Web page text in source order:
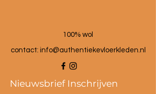
100% wol
contact: info@authentiekevloerkleden.nl
Nieuwsbrief Inschrijven